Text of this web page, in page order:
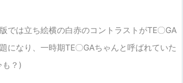
では立ち絵横の白赤のコントラストがTE〇GA
になり、一時期TE〇GAちゃんと呼ばれていた
も？)